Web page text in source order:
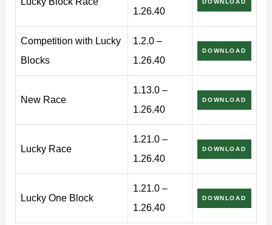
mapas valerem a pena jogar várias vezes.
Cada variante tem suas próprias regras e limite de
jogadores. Algumas suportam até quatro jogadores,
outras foram feitas para três. Todas são gratuitas para
baixar e funcionam no celular.
Variantes de Corrida e Como
1.26.40
DOWNLOAD
Competition with Lucky
Blocks
1.2.0 –
1.26.40
DOWNLOAD
New Race
1.13.0 –
1.26.40
DOWNLOAD
Lucky Race
1.21.0 –
1.26.40
DOWNLOAD
Lucky One Block
1.21.0 –
1.26.40
DOWNLOAD